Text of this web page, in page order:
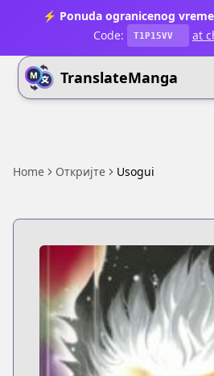
⚡ Ponuda ogranicenog
Code:
T1P15VV at
TranslateManga
Home Откријте Usogui